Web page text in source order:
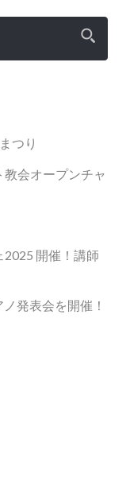
つり
教会オープンチャ
2025 開催！講師
発表会を開催！